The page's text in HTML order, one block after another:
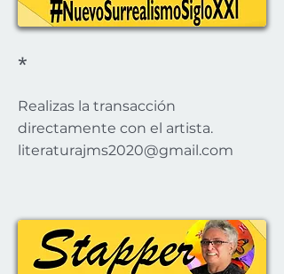
*
Realizas la transacción
directamente con el artista.
literaturajms2020@gmail.com